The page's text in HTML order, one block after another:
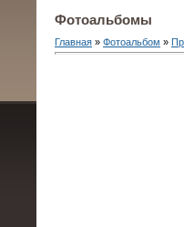
Фотоальбомы
Главная » Фотоальбом »